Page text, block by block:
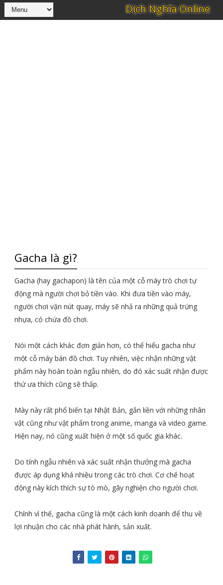
Gacha là gì?
Gacha (hay gachapon) là tên của một cỗ máy trò chơi tự
động mà người chơi bỏ tiền vào. Khi đưa tiền vào máy,
người chơi vặn nút quay, máy sẽ nhả ra những quả trứng
nhựa, có chứa đồ chơi.
Nói một cách khác đơn giản hơn, có thể hiểu gacha như
một cỗ máy bán đồ chơi. Tuy nhiên, việc nhận những vật
phẩm này hoàn toàn ngẫu nhiên, do đó xác suất nhận được
thứ ưa thích cũng sẽ thấp.
Mày này rất phổ biến tại Nhật Bản, gắn liền với những nhân
vật cũng như vật phẩm trong anime, manga và video game.
Hiện nay, nó cũng xuất hiện ở một số quốc gia khác.
Do tính ngẫu nhiên và xác suất nhận thưởng mà gacha
được áp dụng khá nhiều trong các trò chơi. Cơ chế hoạt
động này kích thích sự tò mò, gây nghiện cho người chơi.
Chính vì thế, gacha cũng là một cách kinh doanh để thu về
lợi nhuận cho các nhà phát hành, sản xuất.